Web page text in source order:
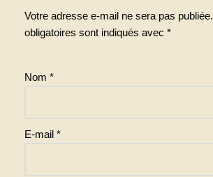
Votre adresse e-mail ne sera pas publiée.
obligatoires sont indiqués avec *
Nom *
E-mail *